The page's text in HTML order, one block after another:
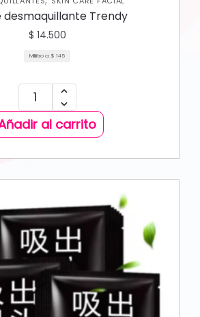
desmaquillante Trendy
$ 14.500
Mililitro a: $ 145
al carrito